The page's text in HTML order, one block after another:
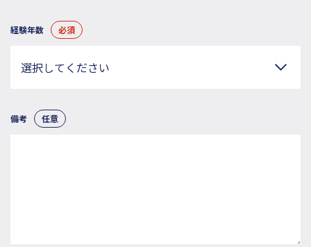
経験年数 必須
備考 任意